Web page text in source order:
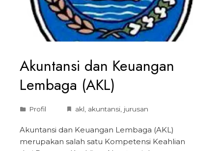
Akuntansi dan Keuangan
Lembaga (AKL)
Profil akl akuntansi jurusan
Akuntansi dan Keuangan Lembaga (AKL)
merupakan salah satu Kompetensi Keahlian